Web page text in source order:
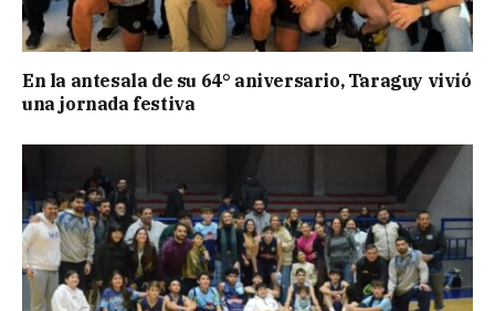
En la antesala de su 64° aniversario, Taraguy vivió
una jornada festiva